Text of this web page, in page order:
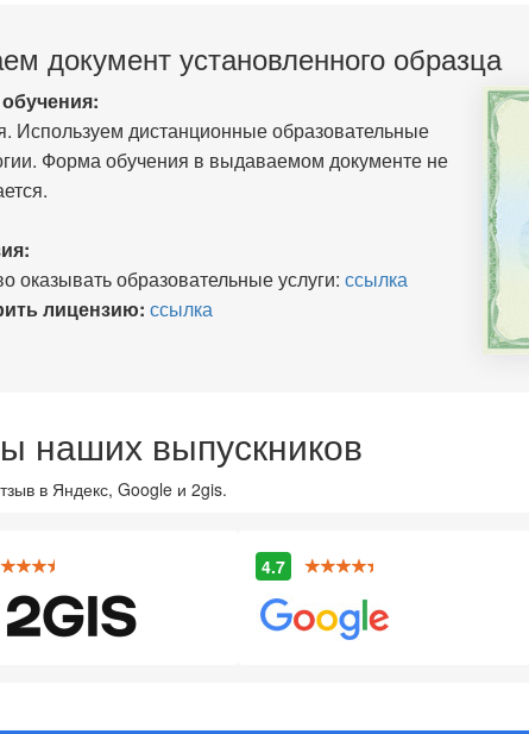
документ установленного образца
Используем дистанционные образовательные
Форма обучения в выдаваемом документе не
оказывать образовательные услуги: ссылка
лицензию: ссылка
наших выпускников
в Яндекс, Google и 2gis.
4.7